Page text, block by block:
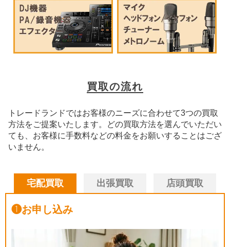
買取の流れ
トレードランドではお客様のニーズに合わせて3つの買取
方法をご提案いたします。
どの買取方法を選んでいただい
ても、お客様に手数料などの料金をお願いすることはござ
いません。
宅配買取 出張買取 店頭買取
❶お申し込み